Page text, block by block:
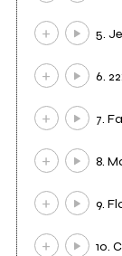
5.
6.
7.
8.
9.
10.